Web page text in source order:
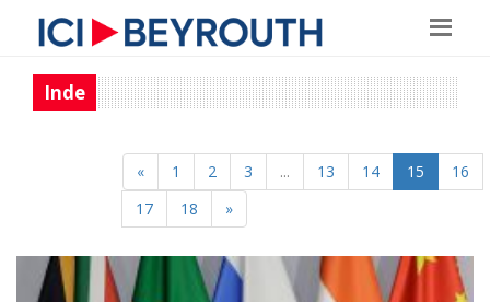
Inde
« 1 2 3 ... 13 14 15
16
17
18 »